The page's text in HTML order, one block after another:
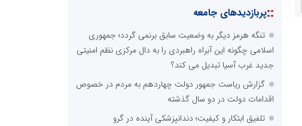
::پربازدیدهای جامعه
تنگه هرمز دیگر به وضعیت سابق برنمی گردد؛ جمهوری
اسلامی چگونه این آبراه راهبردی را به دال مرکزی نظم امنیتی
جدید غرب آسیا تبدیل می کند؟
گزارش ریاست جمهور دولت چهاردهم به مردم در خصوص
اقدامات دولت در دو سال گذشته
تلفیق ابتکار و کیفیت؛ دندانپزشکی آینده در گرو